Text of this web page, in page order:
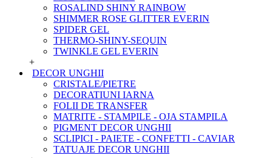
ROSALIND SHINY RAINBOW
SHIMMER ROSE GLITTER EVERIN
SPIDER GEL
THERMO-SHINY-SEQUIN
TWINKLE GEL EVERIN
+
DECOR UNGHII
CRISTALE/PIETRE
DECORATIUNI IARNA
FOLII DE TRANSFER
MATRITE - STAMPILE - OJA STAMPILA
PIGMENT DECOR UNGHII
SCLIPICI - PAIETE - CONFETTI - CAVIAR
TATUAJE DECOR UNGHII